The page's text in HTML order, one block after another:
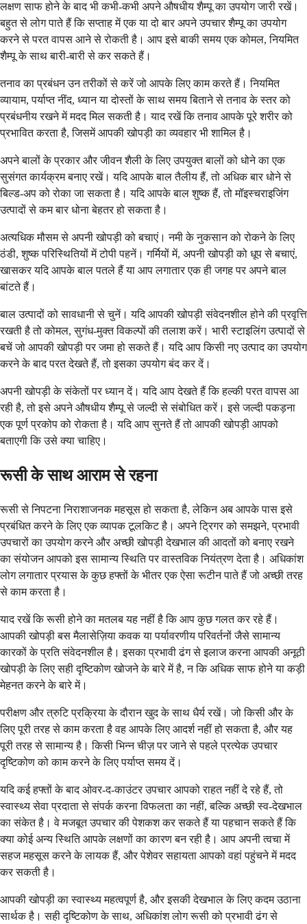
लक्षण साफ ​​होने के बाद भी कभी-कभी अपने औषधीय शैम्पू का उपयोग जारी रखें।
बहुत से लोग पाते हैं कि सप्ताह में एक या दो बार अपने उपचार शैम्पू का उपयोग
करने से परत वापस आने से रोकती है। आप इसे बाकी समय एक कोमल, नियमित
शैम्पू के साथ बारी-बारी से कर सकते हैं।
तनाव का प्रबंधन उन तरीकों से करें जो आपके लिए काम करते हैं। नियमित
व्यायाम, पर्याप्त नींद, ध्यान या दोस्तों के साथ समय बिताने से तनाव के स्तर को
प्रबंधनीय रखने में मदद मिल सकती है। याद रखें कि तनाव आपके पूरे शरीर को
प्रभावित करता है, जिसमें आपकी खोपड़ी का व्यवहार भी शामिल है।
अपने बालों के प्रकार और जीवन शैली के लिए उपयुक्त बालों को धोने का एक
सुसंगत कार्यक्रम बनाए रखें। यदि आपके बाल तैलीय हैं, तो अधिक बार धोने से
बिल्ड-अप को रोका जा सकता है। यदि आपके बाल शुष्क हैं, तो मॉइस्चराइजिंग
उत्पादों से कम बार धोना बेहतर हो सकता है।
अत्यधिक मौसम से अपनी खोपड़ी को बचाएं। नमी के नुकसान को रोकने के लिए
ठंडी, शुष्क परिस्थितियों में टोपी पहनें। गर्मियों में, अपनी खोपड़ी को धूप से बचाएं,
खासकर यदि आपके बाल पतले हैं या आप लगातार एक ही जगह पर अपने बाल
बांटते हैं।
बाल उत्पादों को सावधानी से चुनें। यदि आपकी खोपड़ी संवेदनशील होने की प्रवृत्ति
रखती है तो कोमल, सुगंध-मुक्त विकल्पों की तलाश करें। भारी स्टाइलिंग उत्पादों से
बचें जो आपकी खोपड़ी पर जमा हो सकते हैं। यदि आप किसी नए उत्पाद का उपयोग
करने के बाद परत देखते हैं, तो इसका उपयोग बंद कर दें।
अपनी खोपड़ी के संकेतों पर ध्यान दें। यदि आप देखते हैं कि हल्की परत वापस आ
रही है, तो इसे अपने औषधीय शैम्पू से जल्दी से संबोधित करें। इसे जल्दी पकड़ना
एक पूर्ण प्रकोप को रोकता है। यदि आप सुनते हैं तो आपकी खोपड़ी आपको
बताएगी कि उसे क्या चाहिए।
रूसी के साथ आराम से रहना
रूसी से निपटना निराशाजनक महसूस हो सकता है, लेकिन अब आपके पास इसे
प्रबंधित करने के लिए एक व्यापक टूलकिट है। अपने ट्रिगर को समझने, प्रभावी
उपचारों का उपयोग करने और अच्छी खोपड़ी देखभाल की आदतों को बनाए रखने
का संयोजन आपको इस सामान्य स्थिति पर वास्तविक नियंत्रण देता है। अधिकांश
लोग लगातार प्रयास के कुछ हफ्तों के भीतर एक ऐसा रूटीन पाते हैं जो अच्छी तरह
से काम करता है।
याद रखें कि रूसी होने का मतलब यह नहीं है कि आप कुछ गलत कर रहे हैं।
आपकी खोपड़ी बस मैलासेज़िया कवक या पर्यावरणीय परिवर्तनों जैसे सामान्य
कारकों के प्रति संवेदनशील है। इसका प्रभावी ढंग से इलाज करना आपकी अनूठी
खोपड़ी के लिए सही दृष्टिकोण खोजने के बारे में है, न कि अधिक साफ होने या कड़ी
मेहनत करने के बारे में।
परीक्षण और त्रुटि प्रक्रिया के दौरान खुद के साथ धैर्य रखें। जो किसी और के
लिए पूरी तरह से काम करता है वह आपके लिए आदर्श नहीं हो सकता है, और यह
पूरी तरह से सामान्य है। किसी भिन्न चीज़ पर जाने से पहले प्रत्येक उपचार
दृष्टिकोण को काम करने के लिए पर्याप्त समय दें।
यदि कई हफ्तों के बाद ओवर-द-काउंटर उपचार आपको राहत नहीं दे रहे हैं, तो
स्वास्थ्य सेवा प्रदाता से संपर्क करना विफलता का नहीं, बल्कि अच्छी स्व-देखभाल
का संकेत है। वे मजबूत उपचार की पेशकश कर सकते हैं या पहचान सकते हैं कि
क्या कोई अन्य स्थिति आपके लक्षणों का कारण बन रही है। आप अपनी त्वचा में
सहज महसूस करने के लायक हैं, और पेशेवर सहायता आपको वहां पहुंचने में मदद
कर सकती है।
आपकी खोपड़ी का स्वास्थ्य महत्वपूर्ण है, और इसकी देखभाल के लिए कदम उठाना
सार्थक है। सही दृष्टिकोण के साथ, अधिकांश लोग रूसी को प्रभावी ढंग से